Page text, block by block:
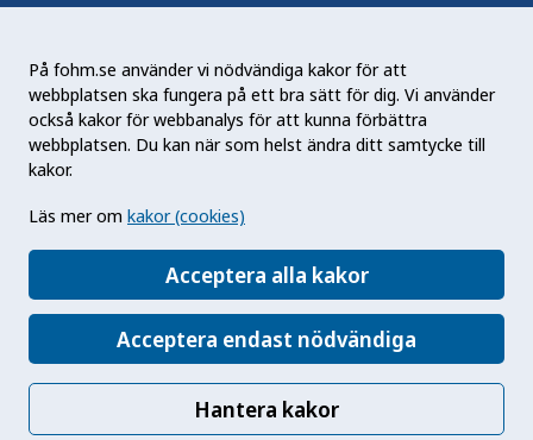
På fohm.se använder vi nödvändiga kakor för att
webbplatsen ska fungera på ett bra sätt för dig. Vi använder
också kakor för webbanalys för att kunna förbättra
webbplatsen. Du kan när som helst ändra ditt samtycke till
kakor.
Läs mer om kakor (cookies)
Acceptera alla kakor
Acceptera endast nödvändiga
Hantera kakor
Folkhälsomyndigheten (Fohm) är en nationell
kunskapsmyndighet som arbetar för en bättre
folkhälsa. Det gör myndigheten genom att
främja hälsa, förebygga ohälsa och skydda mot
hälsohot. Vår vision är en folkhälsa som stärker
samhällets utveckling.